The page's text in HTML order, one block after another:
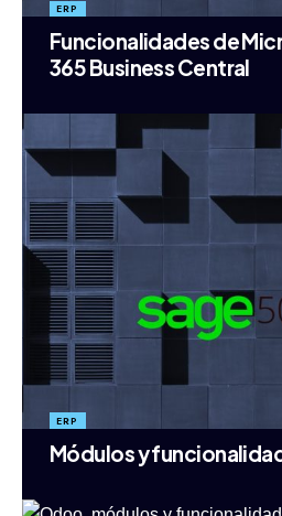
ERP
Funcionalidades de
365 Business Central
ERP
Módulos y